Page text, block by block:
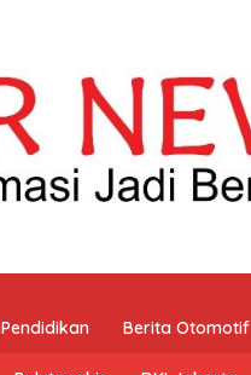
Pendidikan Berita Otomotif